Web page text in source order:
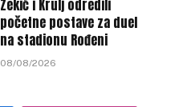
Zekić i Krulj odredili
početne postave za duel
na stadionu Rođeni
08/08/2026